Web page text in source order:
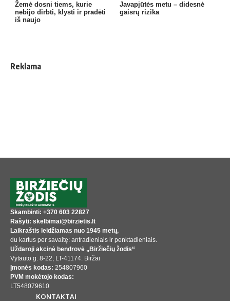
Žemė dosni tiems, kurie
nebijo dirbti, klysti ir pradėti
iš naujo
Javapjūtės metu – didesnė
gaisrų rizika
Reklama
Skambinti: +370 603 22827
Rašyti: skelbimai@birzietis.lt
Laikraštis leidžiamas nuo 1945 metų,
du kartus per savaitę: antradieniais ir penktadieniais.
Uždaroji akcinė bendrovė „Biržiečių žodis“
Vytauto g. 8-22, LT-41174. Biržai
Įmonės kodas: 254807960
PVM mokėtojo kodas:
LT548079610
KONTAKTAI